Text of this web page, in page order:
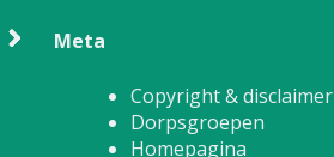
Meta
Copyright & disclaimer
Dorpsgroepen
Homepagina